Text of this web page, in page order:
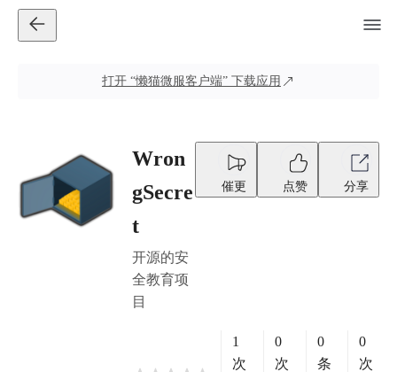
打开 “懒猫微服客户端” 下载应用
Wron
gSecre
t
开源的安
全教育项
目
催更 点赞 分享
1
次
0
次
0
条
0
次